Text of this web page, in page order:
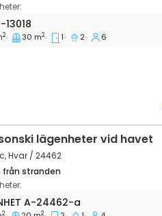
Vik Tvrdni Dolac, Hvar K-
13018
2 30 m2 1 2 6
lägenheter vid havet
Hvar / 24462
från stranden
Vik Torac, Hvar A-
A-24462-a
2 2